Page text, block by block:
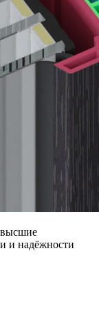
и надёжности